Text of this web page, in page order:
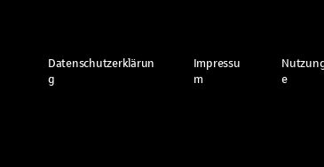
Datenschutzerklärun
g
Impressu
m
e